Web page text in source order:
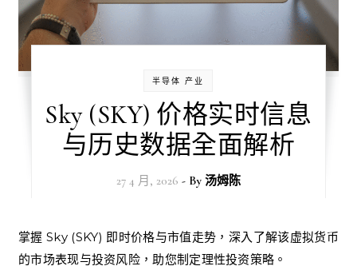
半导体 产业
Sky (SKY) 价格实时信息
与历史数据全面解析
27 4 月, 2026 - By 汤姆陈
掌握 Sky (SKY) 即时价格与市值走势，深入了解该虚拟货币
的市场表现与投资风险，助您制定理性投资策略。